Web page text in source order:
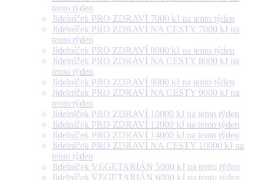
tento týden
Jídelníček PRO ZDRAVÍ 7000 kJ na tento týden
Jídelníček PRO ZDRAVÍ NA CESTY 7000 kJ na
tento týden
Jídelníček PRO ZDRAVÍ 8000 kJ na tento týden
Jídelníček PRO ZDRAVÍ NA CESTY 8000 kJ na
tento týden
Jídelníček PRO ZDRAVÍ 9000 kJ na tento týden
Jídelníček PRO ZDRAVÍ NA CESTY 9000 kJ na
tento týden
Jídelníček PRO ZDRAVÍ 10000 kJ na tento týden
Jídelníček PRO ZDRAVÍ 12000 kJ na tento týden
Jídelníček PRO ZDRAVÍ 14000 kJ na tento týden
Jídelníček PRO ZDRAVÍ NA CESTY 10000 kJ na
tento týden
Jídelníček VEGETARIÁN 5000 kJ na tento týden
Jídelníček VEGETARIÁN 6000 kJ na tento týden